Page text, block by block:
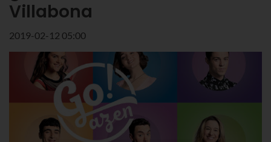
Villabona
2019-02-12 05:00